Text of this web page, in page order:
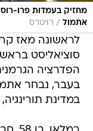
מחזיק בעמדות פרו-
אתמול / רויטרס
לראשונה מאז
סוציאליסט
הפדרציה
בעבר, נבחר
במדינת